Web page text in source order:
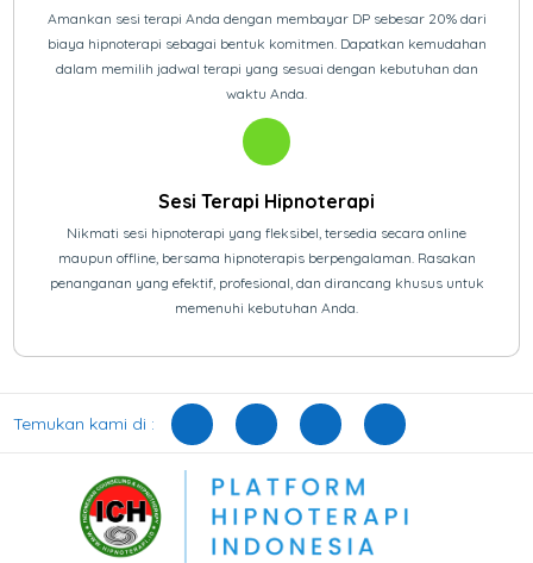
Amankan sesi terapi Anda dengan membayar DP sebesar 20% dari
biaya hipnoterapi sebagai bentuk komitmen. Dapatkan kemudahan
dalam memilih jadwal terapi yang sesuai dengan kebutuhan dan
waktu Anda.
Sesi Terapi Hipnoterapi
Nikmati sesi hipnoterapi yang fleksibel, tersedia secara online
maupun offline, bersama hipnoterapis berpengalaman. Rasakan
penanganan yang efektif, profesional, dan dirancang khusus untuk
memenuhi kebutuhan Anda.
Temukan kami di :